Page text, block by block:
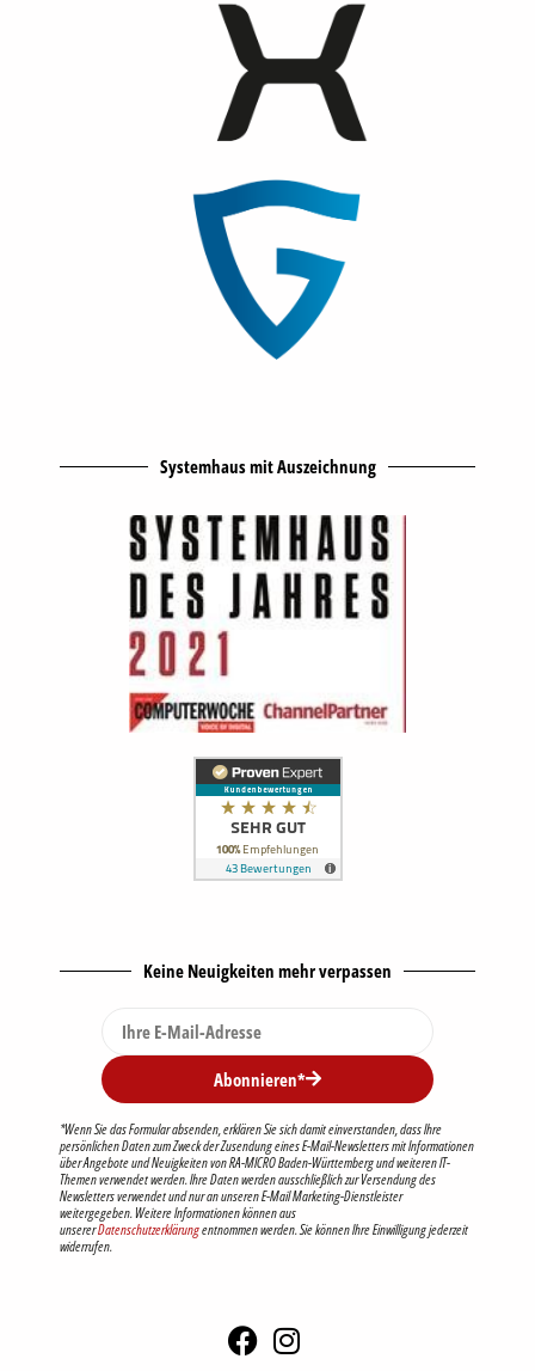
Systemhaus mit Auszeichnung
Keine Neuigkeiten mehr verpassen
Abonnieren*
*Wenn Sie das Formular absenden, erklären Sie sich damit einverstanden, dass Ihre
persönlichen Daten zum Zweck der Zusendung eines E-Mail-Newsletters mit Informationen
über Angebote und Neuigkeiten von RA-MICRO Baden-Württemberg und weiteren IT-
Themen verwendet werden. Ihre Daten werden ausschließlich zur Versendung des
Newsletters verwendet und nur an unseren E-Mail Marketing-Dienstleister
weitergegeben. Weitere Informationen können aus
unsererDatenschutzerklärungentnommen werden. Sie können Ihre Einwilligung jederzeit
widerrufen.